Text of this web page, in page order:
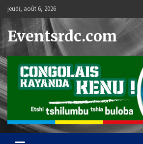
Skip
content
jeudi, août 6, 2026
Eventsrdc.com